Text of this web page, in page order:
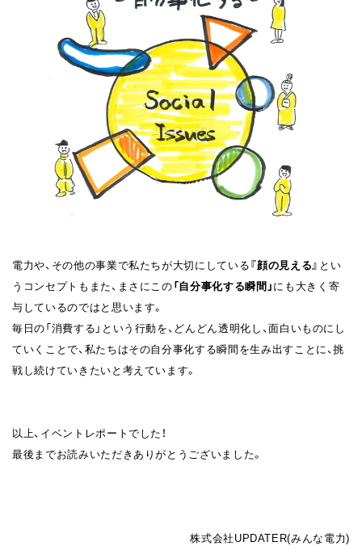
電力や、その他の事業で私たちが大切にしている『顔の見える』 とい
うコンセプトもまた、まさにこの「自分事化する瞬間」にも大きく寄
与しているのではと思います。
毎日の「消費する」という行動を、どんどん透明化し、面白いものにし
ていくことで、私たちはその自分事化する瞬間を生み出すことに、挑
戦し続けていきたいと考えています。
以上、イベントレポートでした！
最後までお読みいただきありがとうございました。
株式会社UPDATER(みんな電力)